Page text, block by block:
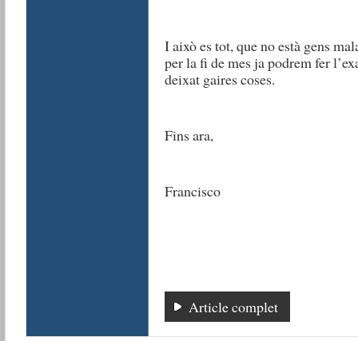
I això es tot, que no està gens
per la fi de mes ja podrem fer
deixat gaires coses.
Fins ara,
Francisco
Article complet